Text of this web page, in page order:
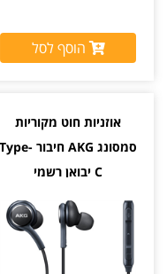
הוסף לסל
אוזניות חוט מקוריות
סמסונג AKG חיבור Type-
C יבואן רשמי